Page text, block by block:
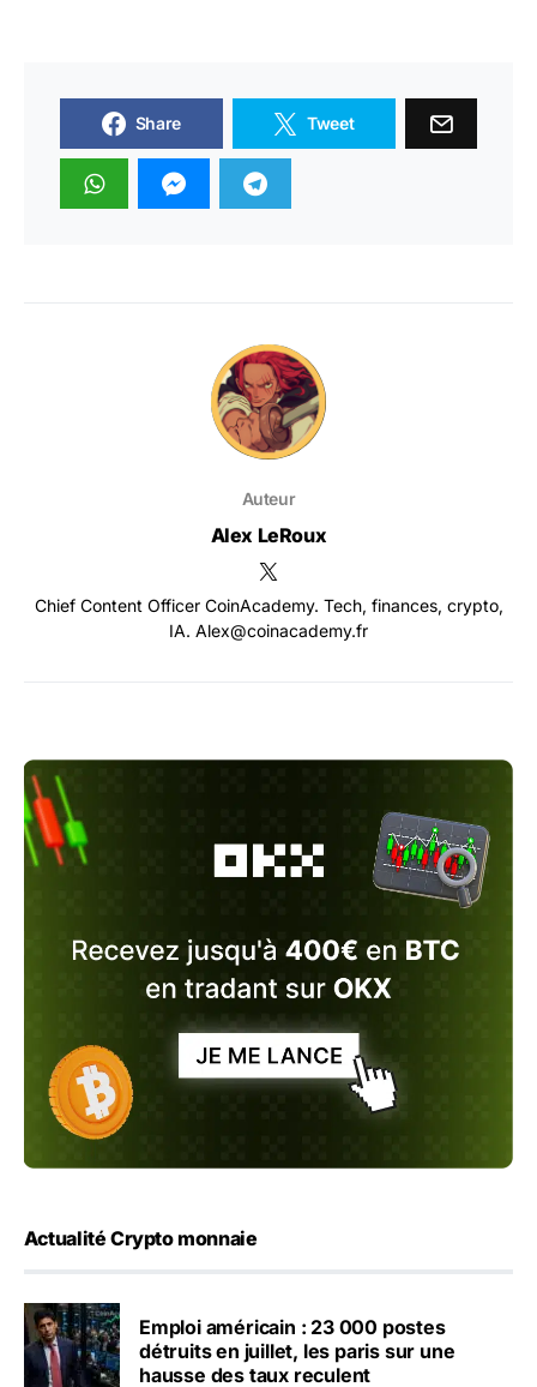
Share Tweet
Auteur
Alex LeRoux
Chief Content Officer CoinAcademy. Tech, finances, crypto,
IA. Alex@coinacademy.fr
Actualité Crypto monnaie
Emploi américain : 23 000 postes
détruits en juillet, les paris sur une
hausse des taux reculent